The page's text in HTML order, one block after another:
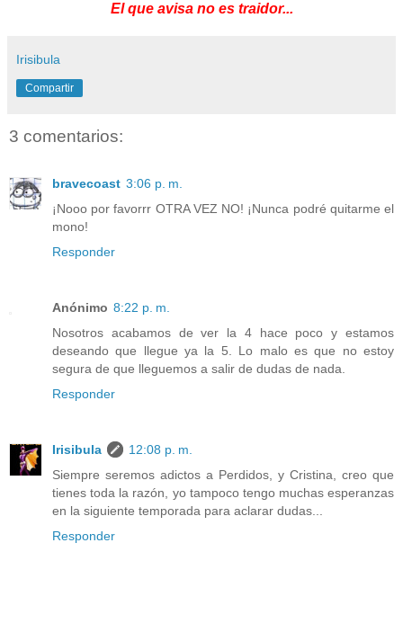
El que avisa no es traidor...
Irisibula
Compartir
3 comentarios:
bravecoast 3:06 p. m.
¡Nooo por favorrr OTRA VEZ NO! ¡Nunca podré quitarme el
mono!
Responder
Anónimo 8:22 p. m.
Nosotros acabamos de ver la 4 hace poco y estamos
deseando que llegue ya la 5. Lo malo es que no estoy
segura de que lleguemos a salir de dudas de nada.
Responder
Irisibula
12:08 p. m.
Siempre seremos adictos a Perdidos, y Cristina, creo que
tienes toda la razón, yo tampoco tengo muchas esperanzas
en la siguiente temporada para aclarar dudas...
Responder